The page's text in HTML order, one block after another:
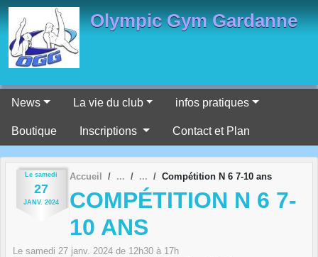
Olympic Gym Gardanne
News La vie du club infos pratiques
Boutique Inscriptions Contact et Plan
Le samedi
27
JANV. 2024
Accueil Compétition N 6 7-10 ans
COMPÉTITION N 6 7-
10 ANS
Le samedi 27 janv. 2024 de 12h30 à 17h
Panneau de gestion des cookies